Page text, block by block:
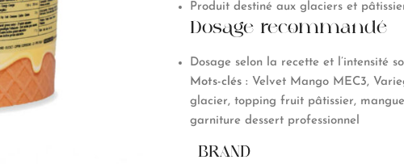
Produit destiné aux glaciers et
Dosage recommandé
Dosage selon la recette et l’intensité
Mots-clés : Velvet Mango MEC3,
glacier, topping fruit pâtissier,
garniture dessert professionnel
BRAND